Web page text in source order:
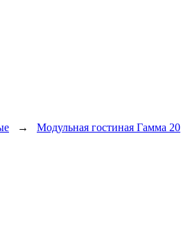
→ Модульная гостиная Гамма 20